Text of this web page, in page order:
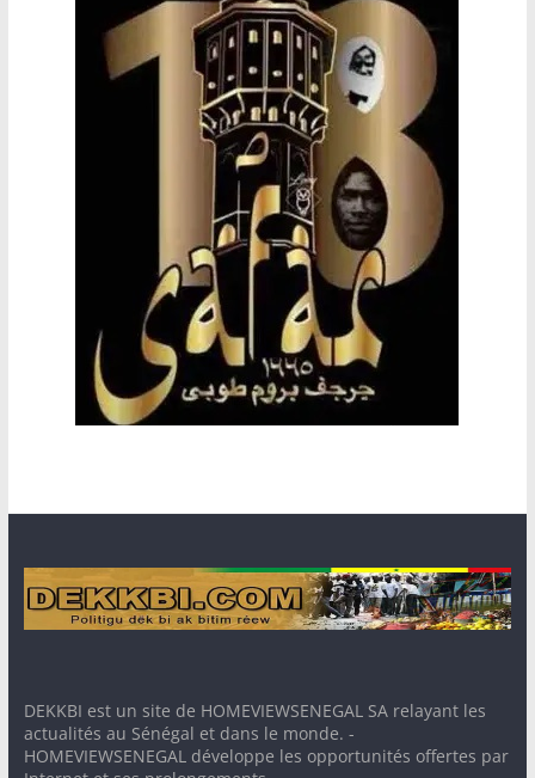
DEKKBI est un site de HOMEVIEWSENEGAL SA relayant les
actualités au Sénégal et dans le monde. -
HOMEVIEWSENEGAL développe les opportunités offertes par